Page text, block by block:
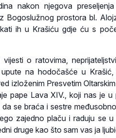
nakon njegova
Bogoslužnog prostora bl.
ih u Krašiću gdje ću s
o ratovima,
na hodočašće u
izloženim Presvetim
pape Lava XIV., koji nas je
se braća i sestre
zajedno plaču i raduju se u
druge kao što sam vas ja